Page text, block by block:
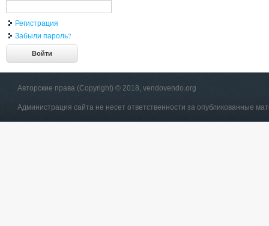
Регистрация
Забыли пароль?
Авторские права (Copyright) © 2018, vendovendo.org
Администрация сайта не несет ответственности за опубликованные